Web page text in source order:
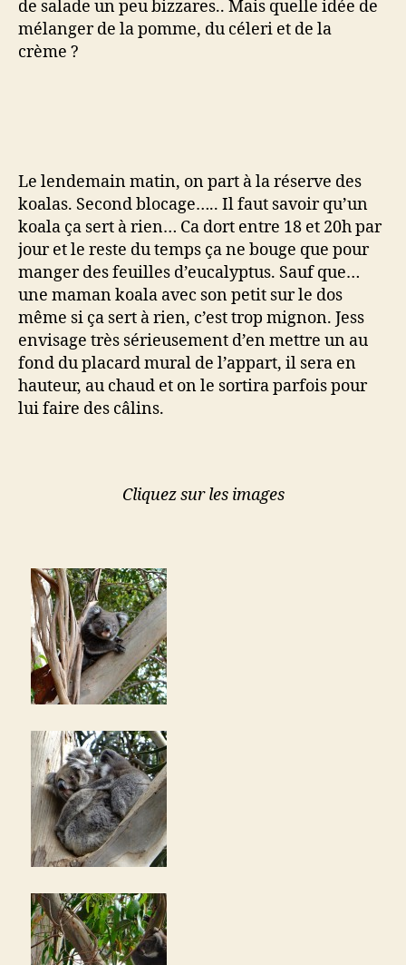
de salade un peu bizzares.. Mais quelle idée de
mélanger de la pomme, du céleri et de la
crème ?
Le lendemain matin, on part à la réserve des
koalas. Second blocage….. Il faut savoir qu’un
koala ça sert à rien… Ca dort entre 18 et 20h par
jour et le reste du temps ça ne bouge que pour
manger des feuilles d’eucalyptus. Sauf que…
une maman koala avec son petit sur le dos
même si ça sert à rien, c’est trop mignon. Jess
envisage très sérieusement d’en mettre un au
fond du placard mural de l’appart, il sera en
hauteur, au chaud et on le sortira parfois pour
lui faire des câlins.
Cliquez sur les images